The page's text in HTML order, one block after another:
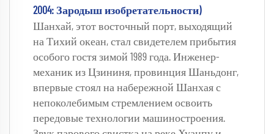
2004: Зародыш изобретательности)
Шанхай, этот восточный порт, выходящий
на Тихий океан, стал свидетелем прибытия
особого гостя зимой 1989 года. Инженер-
механик из Цзининя, провинция Шаньдонг,
впервые стоял на набережной Шанхая с
непоколебимым стремлением освоить
передовые технологии машиностроения.